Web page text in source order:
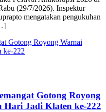
(29/7/2026). Inspektur
mengatakan pengukuhan
Gotong Royong
Hari Jadi Klaten ke-222